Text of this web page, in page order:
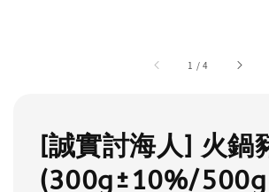
1 /4
[誠實討海人] 火鍋
(300g±10%/